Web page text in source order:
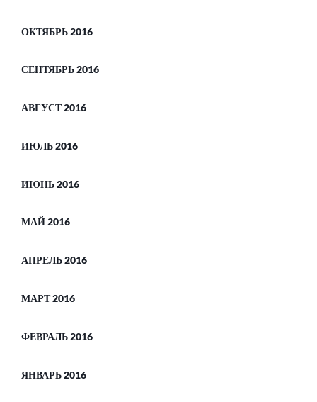
ОКТЯБРЬ 2016
СЕНТЯБРЬ 2016
АВГУСТ 2016
ИЮЛЬ 2016
ИЮНЬ 2016
МАЙ 2016
АПРЕЛЬ 2016
МАРТ 2016
ФЕВРАЛЬ 2016
ЯНВАРЬ 2016